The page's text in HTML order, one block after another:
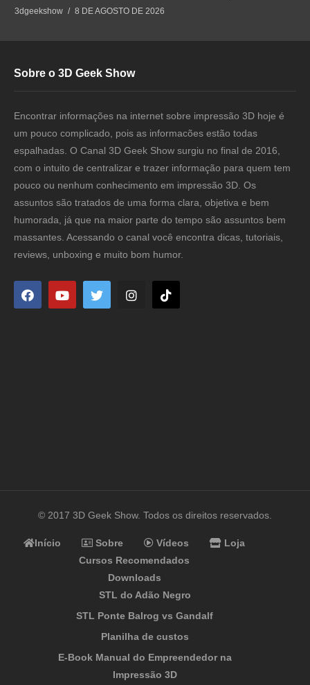
3dgeekshow 8 DE AGOSTO DE 2026
Sobre o 3D Geek Show
Encontrar informações na internet sobre impressão 3D hoje é
um pouco complicado, pois as informacões estão todas
espalhadas. O Canal 3D Geek Show surgiu no final de 2016,
com o intuito de centralizar e trazer informação para quem tem
pouco ou nenhum conhecimento em impressão 3D. Os
assuntos são tratados de uma forma clara, objetiva e bem
humorada, já que na maior parte do tempo são assuntos bem
massantes. Acessando o canal você encontra dicas, tutoriais,
reviews, unboxing e muito bom humor.
© 2017 3D Geek Show. Todos os direitos reservados.
Início Sobre Vídeos
Loja
Cursos Recomendados
Downloads
STL do Adão Negro
STL Ponte Balrog vs Gandalf
Planilha de custos
E-Book Manual do Empreendedor na
Impressão 3D